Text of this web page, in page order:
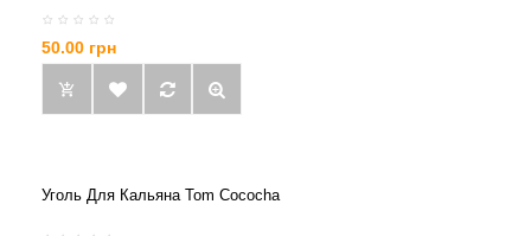
50.00 грн
Уголь Для Кальяна Tom Cococha